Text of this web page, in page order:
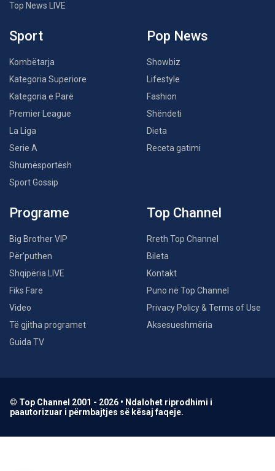
Top News LIVE
Sport
Kombëtarja
Kategoria Superiore
Kategoria e Parë
Premier League
La Liga
Serie A
Shumësportësh
Sport Gossip
Pop News
Showbiz
Lifestyle
Fashion
Shëndeti
Dieta
Receta gatimi
Programe
Big Brother VIP
Për’puthen
Shqipëria LIVE
Fiks Fare
Video
Të gjitha programet
Guida TV
Top Channel
Rreth Top Channel
Bileta
Kontakt
Puno në Top Channel
Privacy Policy & Terms of Use
Aksesueshmëria
© Top Channel 2001 - 2026 • Ndalohet riprodhimi i
paautorizuar i përmbajtjes së kësaj faqeje.